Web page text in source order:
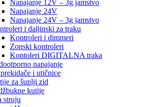
Napajanje 12V – 3g jamstvo
Napajanje 24V
Napajanje 24V – 3g jamstvo
i daljinski za traku
Kontroleri i dimmeri
Zonski kontroleri
Kontoleri DIGITALNA traka
napajanje
i utičnice
za šuplji zid
kutije
struju